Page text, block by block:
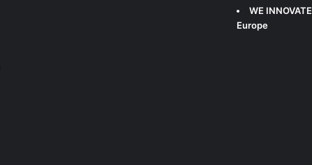
WE INNOVATE
Europe